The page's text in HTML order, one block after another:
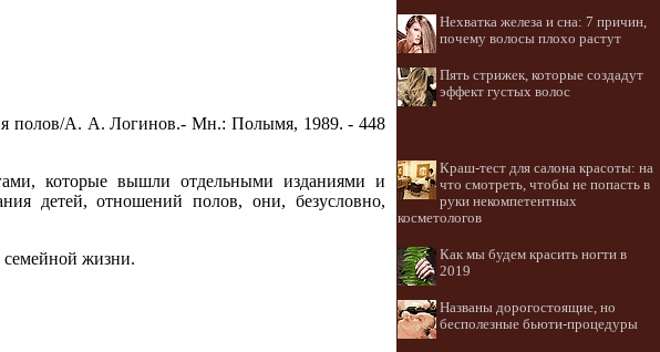
полов/А. А. Логинов.- Мн.: Полымя, 1989. - 448
которые вышли отдельными изданиями и
детей, отношений полов, они, безусловно,
семейной жизни.
Нехватка железа и сна: 7 причин,
почему волосы плохо растут
Пять стрижек, которые создадут
эффект густых волос
Краш-тест для салона красоты: на
что смотреть, чтобы не попасть в
руки некомпетентных
косметологов
Как мы будем красить ногти в
2019
Названы дорогостоящие, но
бесполезные бьюти-процедуры